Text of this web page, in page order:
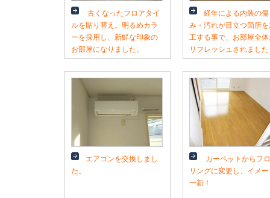
古くなったフロアタイ
ルを貼り替え。明るめカラ
ーを採用し、新鮮な印象の
お部屋になりました。
経年による内装の傷
み・汚れが目立つ箇所
工する事で、お部屋全
リフレッシュされました
エアコンを交換しまし
た。
カーペットからフ
リングに変更し、イメ
一新！